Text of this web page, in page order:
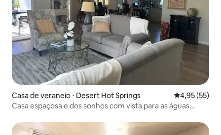
Casa de veraneio ⋅ Desert Hot Springs 4,95 de uma
4,95 (55)
Casa espaçosa e dos sonhos com vista para as águas